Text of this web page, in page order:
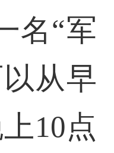
名“军
从早
10点